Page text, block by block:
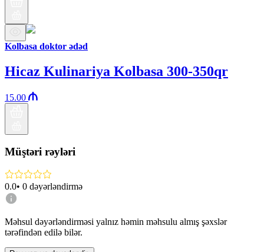
Kolbasa doktor ədəd
Hicaz Kulinariya Kolbasa 300-350qr
15.00
Müştəri rəyləri
0.0• 0 dəyərləndirmə
Məhsul dəyərləndirməsi yalnız həmin məhsulu almış şəxslər
tərəfindən edilə bilər.